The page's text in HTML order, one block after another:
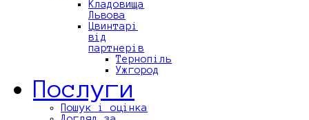
Кладовища
Львова
Цвинтарі
від
партнерів
Тернопіль
Ужгород
Послуги
Пошук і оцінка